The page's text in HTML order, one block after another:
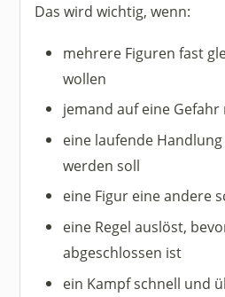
Das wird wichtig, wenn:
mehrere Figuren fast
wollen
jemand auf eine
eine laufende
werden soll
eine Figur eine andere
eine Regel auslöst,
abgeschlossen ist
ein Kampf schnell und